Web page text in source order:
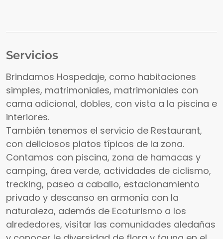
Servicios
Brindamos Hospedaje, como habitaciones
simples, matrimoniales, matrimoniales con
cama adicional, dobles, con vista a la piscina e
interiores.
También tenemos el servicio de Restaurant,
con deliciosos platos típicos de la zona.
Contamos con piscina, zona de hamacas y
camping, área verde, actividades de ciclismo,
trecking, paseo a caballo, estacionamiento
privado y descanso en armonía con la
naturaleza, además de Ecoturismo a los
alrededores, visitar las comunidades aledañas